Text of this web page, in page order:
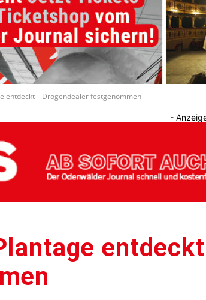
entdeckt – Drogendealer festgenommen
-